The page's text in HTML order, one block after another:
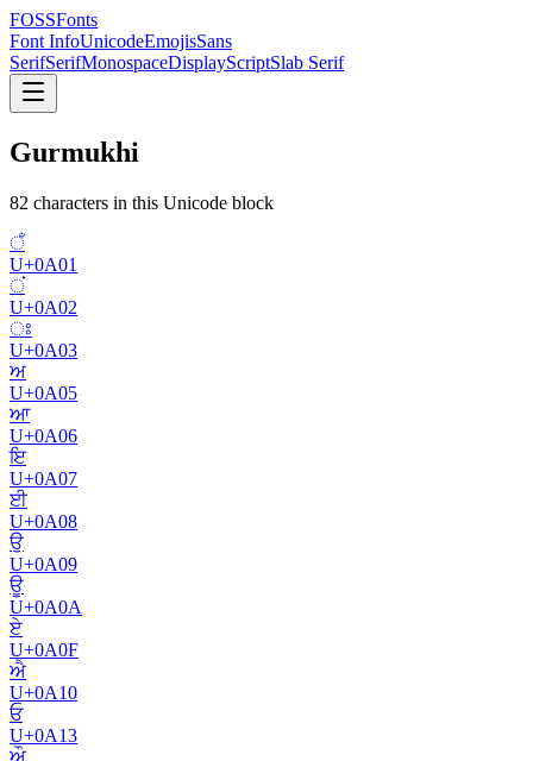
FOSSFonts
Font InfoUnicodeEmojisSans
SerifSerifMonospaceDisplayScriptSlab Serif
Gurmukhi
82 characters in this Unicode block
ਁ
U+0A01
ਂ
U+0A02
ਃ
U+0A03
ਅ
U+0A05
ਆ
U+0A06
ਇ
U+0A07
ਈ
U+0A08
ਉ
U+0A09
ਊ
U+0A0A
ਏ
U+0A0F
ਐ
U+0A10
ਓ
U+0A13
ਔ